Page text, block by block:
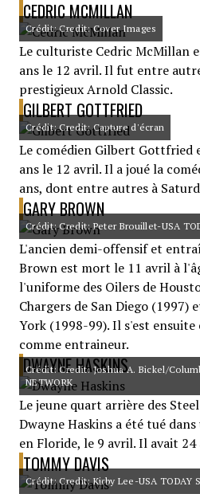
CEDRIC MCMILLAN
Crédit: Credit: Cover Images
Le culturiste Cedric McMillan
ans le 12 avril. Il fut entre
prestigieux Arnold Classic.
GILBERT GOTTFRIED
Crédit: Credit: Capture d'écran
Le comédien Gilbert Gottfried
ans le 12 avril. Il a joué la
ans, dont entre autres à
GARY BROWN
Crédit: Credit: Peter Brouillet-USA
L'ancien demi-offensif et
Brown est mort le 11 avril à
l'uniforme des Oilers de
Chargers de San Diego (1997)
York (1998-99). Il s'est ensuite
comme entraineur.
DWAYNE HASKINS
Crédit: Credit: Joshua A. Bickel/
NETWORK
Le jeune quart arrière des
Dwayne Haskins a été tué
en Floride, le 9 avril. Il avait 24
TOMMY DAVIS
Crédit: Credit: Kirby Lee-USA TODAY